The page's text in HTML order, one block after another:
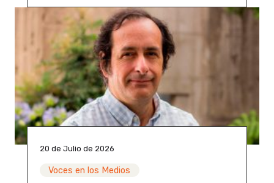
20 de Julio de 2026
Voces en los Medios